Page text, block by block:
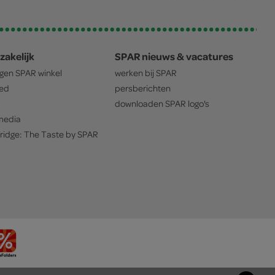
SPAR winkel
The Taste bySPAR
SPAR nieuws & vacatures
werken bij SPAR
persberichten
downloaden SPAR logo's